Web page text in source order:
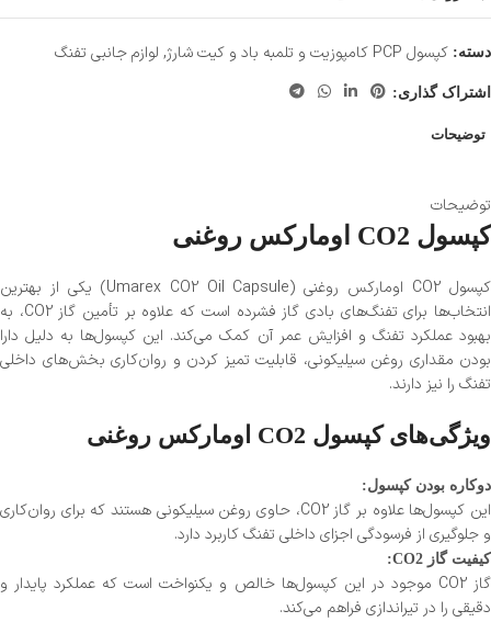
دسته: کپسول PCP کامپوزیت و تلمبه باد و کیت شارژ , لوازم جانبی تفنگ
اشتراک گذاری:
توضیحات
توضیحات
کپسول CO2 اومارکس روغنی
کپسول CO2 اومارکس روغنی (Umarex CO2 Oil Capsule) یکی از بهترین
انتخاب‌ها برای تفنگ‌های بادی گاز فشرده است که علاوه بر تأمین گاز CO2، به
بهبود عملکرد تفنگ و افزایش عمر آن کمک می‌کند. این کپسول‌ها به دلیل دارا
بودن مقداری روغن سیلیکونی، قابلیت تمیز کردن و روان‌کاری بخش‌های داخلی
تفنگ را نیز دارند.
ویژگی‌های کپسول CO2 اومارکس روغنی
دوکاره بودن کپسول:
این کپسول‌ها علاوه بر گاز CO2، حاوی روغن سیلیکونی هستند که برای روان‌کاری
و جلوگیری از فرسودگی اجزای داخلی تفنگ کاربرد دارد.
کیفیت گاز CO2:
گاز CO2 موجود در این کپسول‌ها خالص و یکنواخت است که عملکرد پایدار و
دقیقی را در تیراندازی فراهم می‌کند.